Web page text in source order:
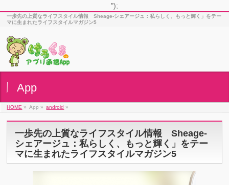
");
一歩先の上質なライフスタイル情報 Sheage-シェアージュ：私らしく、もっと輝く」をテー
マに生まれたライフスタイルマガジン5
App
HOME » App » android »
一歩先の上質なライフスタイル情報 Sheage-
シェアージュ：私らしく、もっと輝く」をテー
マに生まれたライフスタイルマガジン5